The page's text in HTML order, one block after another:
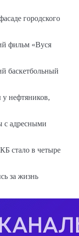
городского
фильм «Вуся
баскетбольный
нефтяников,
с адресными
стало в четыре
за жизнь